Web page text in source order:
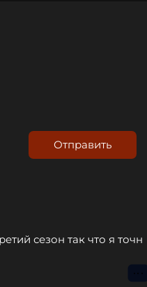
и
Отправить
сезон так что я точн
⋮